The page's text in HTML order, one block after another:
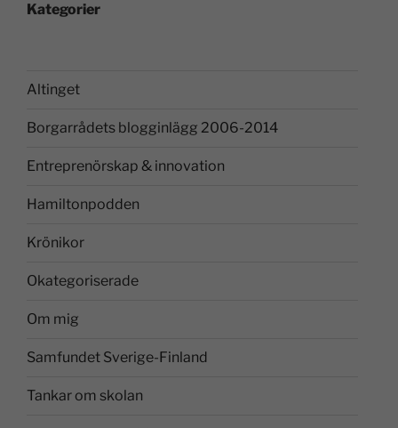
Kategorier
Altinget
Borgarrådets blogginlägg 2006-2014
Entreprenörskap & innovation
Hamiltonpodden
Krönikor
Okategoriserade
Om mig
Samfundet Sverige-Finland
Tankar om skolan